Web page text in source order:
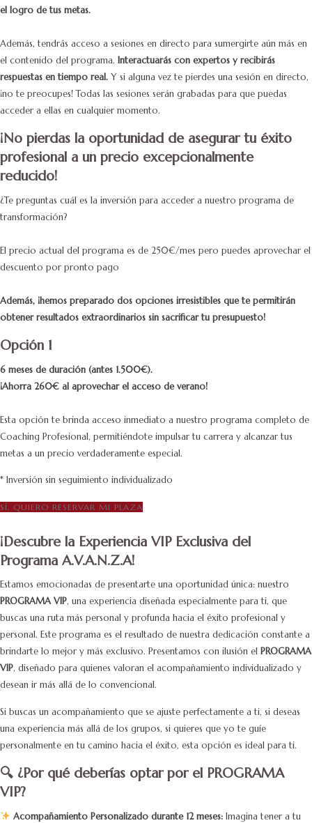
el logro de tus metas.
Además, tendrás acceso a sesiones en directo para sumergirte aún más en
el contenido del programa. Interactuarás con expertos y recibirás
respuestas en tiempo real. Y si alguna vez te pierdes una sesión en directo,
¡no te preocupes! Todas las sesiones serán grabadas para que puedas
acceder a ellas en cualquier momento.
¡No pierdas la oportunidad de asegurar tu éxito
profesional a un precio excepcionalmente
reducido!
¿Te preguntas cuál es la inversión para acceder a nuestro programa de
transformación?
El precio actual del programa es de 250€/mes pero puedes aprovechar el
descuento por pronto pago
Además, ¡hemos preparado dos opciones irresistibles que te permitirán
obtener resultados extraordinarios sin sacrificar tu presupuesto!
Opción 1
6 meses de duración (antes 1.500€).
¡Ahorra 260€ al aprovechar el acceso de verano!
Esta opción te brinda acceso inmediato a nuestro programa completo de
Coaching Profesional, permitiéndote impulsar tu carrera y alcanzar tus
metas a un precio verdaderamente especial.
* Inversión sin seguimiento individualizado
SÍ, QUIERO RESERVAR MI PLAZA
¡Descubre la Experiencia VIP Exclusiva del
Programa A.V.A.N.Z.A!
Estamos emocionadas de presentarte una oportunidad única: nuestro
PROGRAMA VIP, una experiencia diseñada especialmente para ti, que
buscas una ruta más personal y profunda hacia el éxito profesional y
personal. Este programa es el resultado de nuestra dedicación constante a
brindarte lo mejor y más exclusivo. Presentamos con ilusión el PROGRAMA
VIP, diseñado para quienes valoran el acompañamiento individualizado y
desean ir más allá de lo convencional.
Si buscas un acompañamiento que se ajuste perfectamente a ti, si deseas
una experiencia más allá de los grupos, si quieres que yo te guíe
personalmente en tu camino hacia el éxito, esta opción es ideal para ti.
🔍 ¿Por qué deberías optar por el PROGRAMA
VIP?
Acompañamiento Personalizado durante 12 meses:Imagina tener a tu